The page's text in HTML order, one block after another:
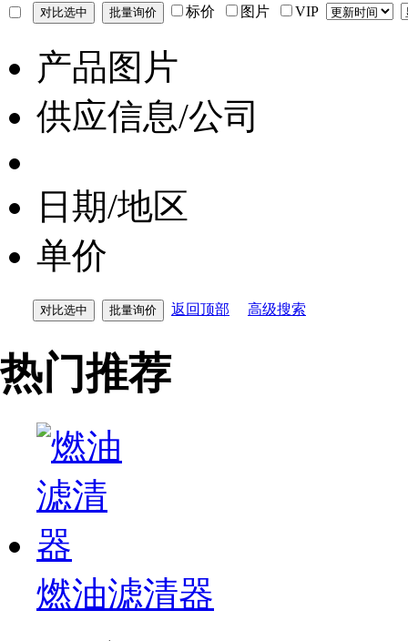
标价
图片 VIP
产品图片
供应信息/公司
日期/地区
单价
返回顶部 高级搜索
热门推荐
燃油滤清器